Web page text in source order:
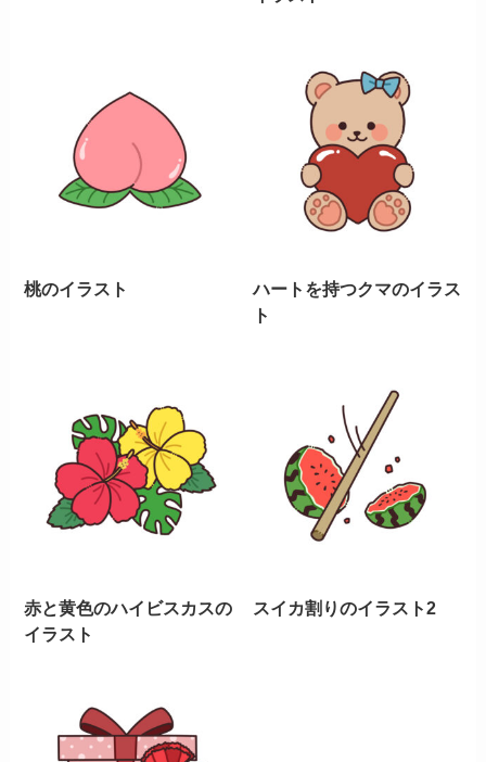
桃のイラスト
ハートを持つクマのイラス
ト
赤と黄色のハイビスカスの
イラスト
スイカ割りのイラスト2